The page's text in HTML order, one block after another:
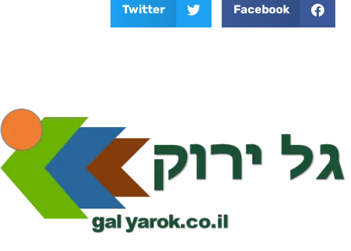
Facebook
Twitter